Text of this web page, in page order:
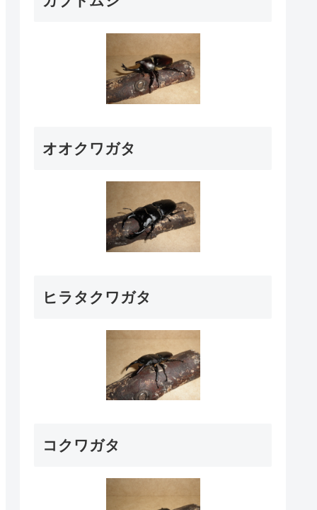
オオクワガタ
ヒラタクワガタ
コクワガタ